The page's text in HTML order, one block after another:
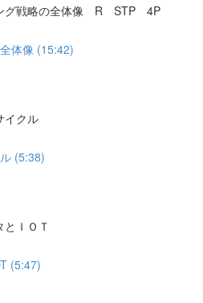
グ戦略の全体像 R STP 4P
体像 (15:42)
クル
(5:38)
ＩＯＴ
(5:47)